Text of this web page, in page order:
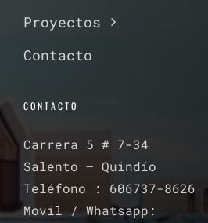
Proyectos
Contacto
CONTACTO
Carrera 5 # 7-34
Salento – Quindío
Teléfono : 606737-8626
Movil / Whatsapp: